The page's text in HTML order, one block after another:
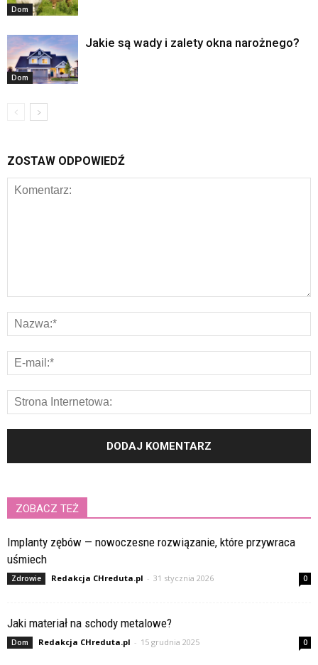
Dom
Dom
Jakie są wady i zalety okna narożnego?
ZOSTAW ODPOWIEDŹ
ZOBACZ TEŻ
Implanty zębów — nowoczesne rozwiązanie, które przywraca
uśmiech
Zdrowie Redakcja CHreduta.pl - 31 stycznia 2026 0
Jaki materiał na schody metalowe?
Dom Redakcja CHreduta.pl - 15 grudnia 2025 0